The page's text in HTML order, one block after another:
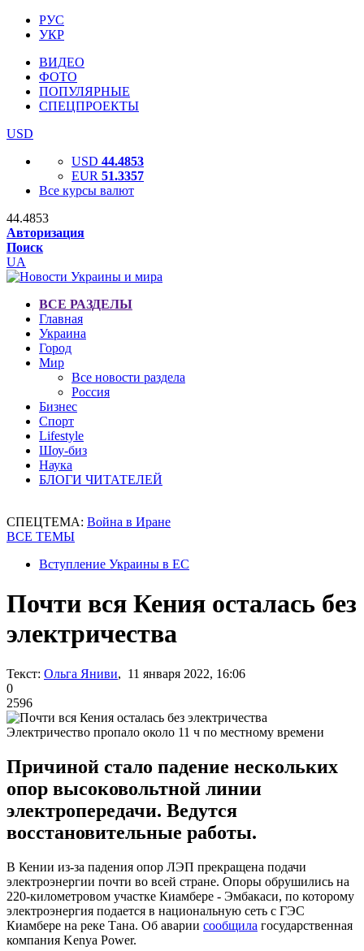
РУС
УКР
ВИДЕО
ФОТО
ПОПУЛЯРНЫЕ
СПЕЦПРОЕКТЫ
USD
USD 44.4853
EUR 51.3357
Все курсы валют
44.4853
Авторизация
Поиск
UA
ВСЕ РАЗДЕЛЫ
Главная
Украина
Город
Мир
Все новости раздела
Россия
Бизнес
Спорт
Lifestyle
Шоу-биз
Наука
БЛОГИ ЧИТАТЕЛЕЙ
СПЕЦТЕМА: Война в Иране
ВСЕ ТЕМЫ
Вступление Украины в ЕС
Почти вся Кения осталась без
электричества
Текст: Ольга Яниви, 11 января 2022, 16:06
0
2596
Электричество пропало около 11 ч по местному времени
Причиной стало падение нескольких
опор высоковольтной линии
электропередачи. Ведутся
восстановительные работы.
В Кении из-за падения опор ЛЭП прекращена подачи
электроэнергии почти во всей стране. Опоры обрушились на
220-километровом участке Киамбере - Эмбакаси, по которому
электроэнергия подается в национальную сеть с ГЭС
Киамбере на реке Тана. Об аварии сообщила государственная
компания Kenya Power.